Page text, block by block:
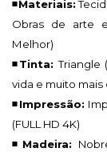
◾Materiais:
Obras de arte
Melhor)
◾Tinta: Triangle
vida e muito mais
◾Impressão:
(FULL HD 4K)
◾Madeira: